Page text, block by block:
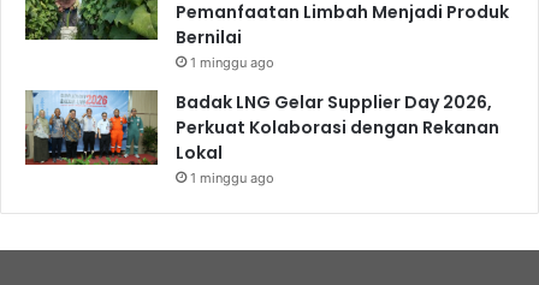
Pemanfaatan Limbah Menjadi Produk
Bernilai
1 minggu ago
Badak LNG Gelar Supplier Day 2026,
Perkuat Kolaborasi dengan Rekanan
Lokal
1 minggu ago